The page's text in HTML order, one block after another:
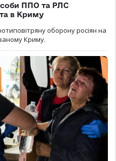
ППО та РЛС
в Криму
оборону росіян на
Криму.